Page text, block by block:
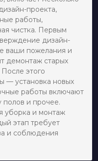
проекта,
работы,
чистка. Первым
дизайн-
ваши пожелания и
демонтаж старых
этого
— установка новых
работы включают
полов и прочее.
уборка и монтаж
этап требует
и соблюдения